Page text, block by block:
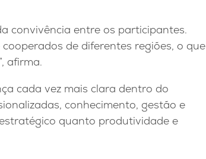
convivência entre os participantes.
de diferentes regiões, o que
afirma.
cada vez mais clara dentro do
conhecimento, gestão e
quanto produtividade e